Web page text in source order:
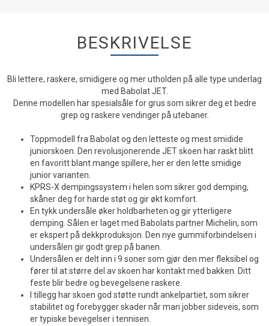
BESKRIVELSE
Bli lettere, raskere, smidigere og mer utholden på alle type underlag
med Babolat JET.
Denne modellen har spesialsåle for grus som sikrer deg et bedre
grep og raskere vendinger på utebaner.
Toppmodell fra Babolat og den letteste og mest smidide
juniorskoen. Den revolusjonerende JET skoen har raskt blitt
en favoritt blant mange spillere, her er den lette smidige
junior varianten.
KPRS-X dempingssystem i helen som sikrer god demping,
skåner deg for harde støt og gir økt komfort.
En tykk undersåle øker holdbarheten og gir ytterligere
demping. Sålen er laget med Babolats partner Michelin, som
er ekspert på dekkproduksjon. Den nye gummiforbindelsen i
undersålen gir godt grep på banen.
Undersålen er delt inn i 9 soner som gjør den mer fleksibel og
fører til at større del av skoen har kontakt med bakken. Ditt
feste blir bedre og bevegelsene raskere.
I tillegg har skoen god støtte rundt ankelpartiet, som sikrer
stabilitet og forebygger skader når man jobber sideveis, som
er typiske bevegelser i tennisen.